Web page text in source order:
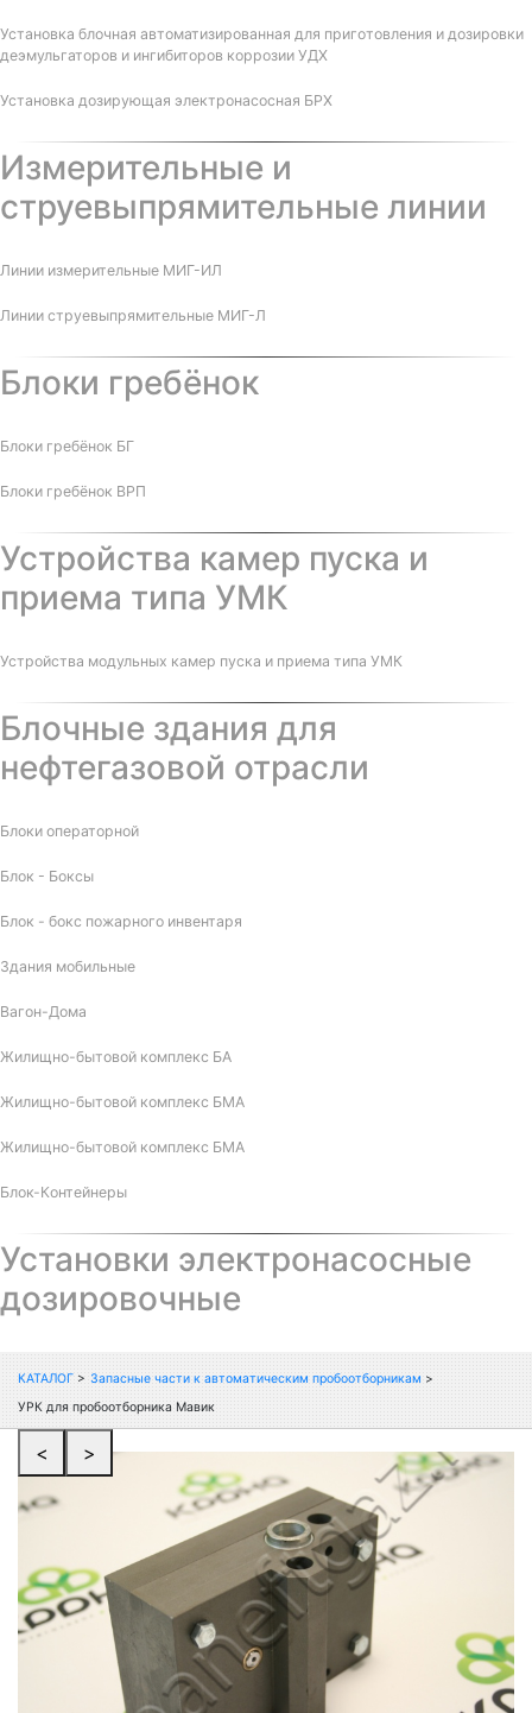
Установка блочная автоматизированная для приготовления и дозировки
деэмульгаторов и ингибиторов коррозии УДХ
Установка дозирующая электронасосная БРХ
Измерительные и
струевыпрямительные линии
Линии измерительные МИГ-ИЛ
Линии струевыпрямительные МИГ-Л
Блоки гребёнок
Блоки гребёнок БГ
Блоки гребёнок ВРП
Устройства камер пуска и
приема типа УМК
Устройства модульных камер пуска и приема типа УМК
Блочные здания для
нефтегазовой отрасли
Блоки операторной
Блок - Боксы
Блок - бокс пожарного инвентаря
Здания мобильные
Вагон-Дома
Жилищно-бытовой комплекс БА
Жилищно-бытовой комплекс БМА
Жилищно-бытовой комплекс БМА
Блок-Контейнеры
Установки электронасосные
дозировочные
КАТАЛОГ > Запасные части к автоматическим пробоотборникам >
УРК для пробоотборника Мавик
< >